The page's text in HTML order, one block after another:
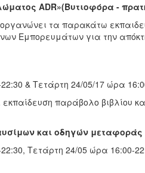
ADR»(Βυτιοφόρα -
τα παρακάτω
Εμπορευμάτων για την
& Τετάρτη 24/05/17 ώρα
παράβολο βιβλίου
και οδηγών
Τετάρτη 24/05 ώρα 16:00-